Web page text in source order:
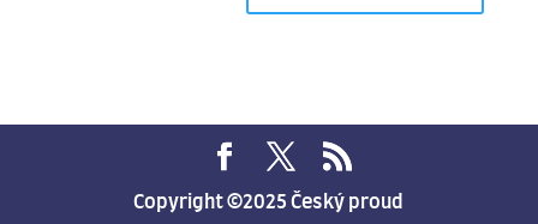
Copyright ©2025 Český proud